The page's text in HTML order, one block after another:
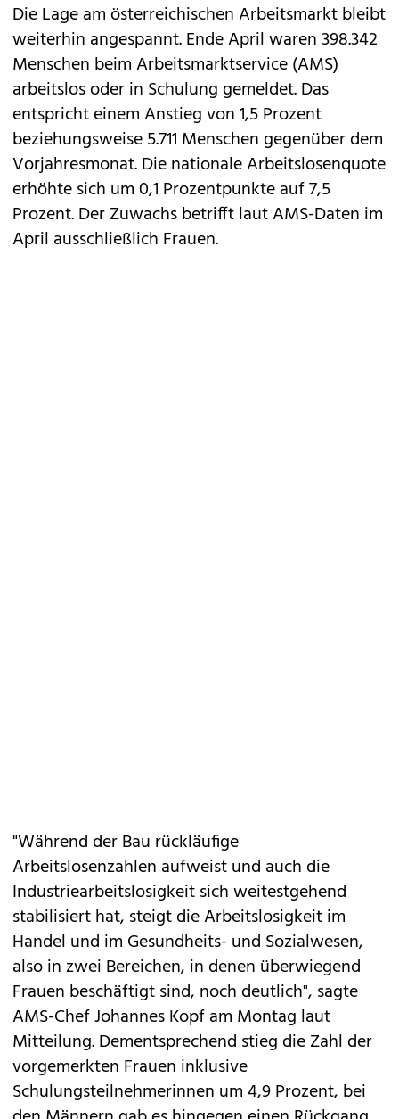
Die Lage am österreichischen Arbeitsmarkt bleibt
weiterhin angespannt. Ende April waren 398.342
Menschen beim Arbeitsmarktservice (AMS)
arbeitslos oder in Schulung gemeldet. Das
entspricht einem Anstieg von 1,5 Prozent
beziehungsweise 5.711 Menschen gegenüber dem
Vorjahresmonat. Die nationale Arbeitslosenquote
erhöhte sich um 0,1 Prozentpunkte auf 7,5
Prozent. Der Zuwachs betrifft laut AMS-Daten im
April ausschließlich Frauen.
"Während der Bau rückläufige
Arbeitslosenzahlen aufweist und auch die
Industriearbeitslosigkeit sich weitestgehend
stabilisiert hat, steigt die Arbeitslosigkeit im
Handel und im Gesundheits- und Sozialwesen,
also in zwei Bereichen, in denen überwiegend
Frauen beschäftigt sind, noch deutlich", sagte
AMS-Chef Johannes Kopf am Montag laut
Mitteilung. Dementsprechend stieg die Zahl der
vorgemerkten Frauen inklusive
Schulungsteilnehmerinnen um 4,9 Prozent, bei